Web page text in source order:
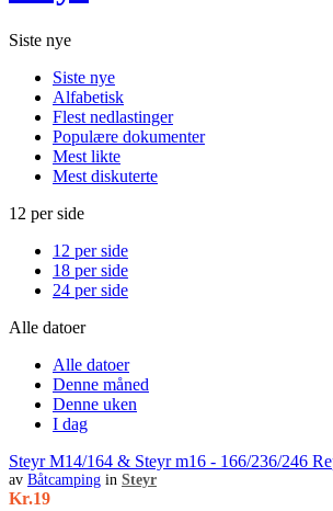
Siste nye
Siste nye
Alfabetisk
Flest nedlastinger
Populære dokumenter
Mest likte
Mest diskuterte
12 per side
12 per side
18 per side
24 per side
Alle datoer
Alle datoer
Denne måned
Denne uken
I dag
Steyr M14/164 & Steyr m16 - 166/236/246
Kr.19